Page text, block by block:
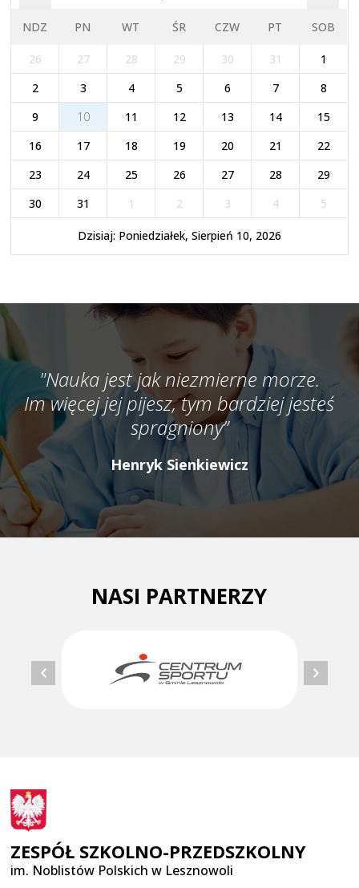
NDZ PN WT ŚR CZW PT SOB
26 27 28 29 30 31
1
2
3 4 5 6 7
8
9
10 11 12 13 14
15
16
17 18 19 20 21
22
23
24 25 26 27 28
29
30
31 1 2 3 4 5
Dzisiaj: Poniedziałek, Sierpień 10, 2026
"Nauka jest jak niezmierne morze.
Im więcej jej pijesz, tym bardziej jesteś
spragniony”
Henryk Sienkiewicz
NASI PARTNERZY
ZESPÓŁ SZKOLNO-PRZEDSZKOLNY
im. Noblistów Polskich w Lesznowoli